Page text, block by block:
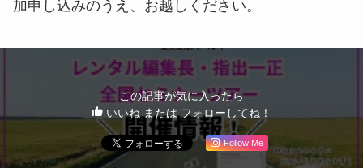
加申し込みのうえ、お越しください。
この記事が気に入ったら
いいね または フォローしてね！
Follow Me